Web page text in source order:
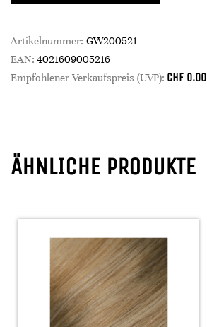
Artikelnummer: GW200521
EAN: 4021609005216
Empfohlener Verkaufspreis (UVP): CHF 0.00
ÄHNLICHE PRODUKTE